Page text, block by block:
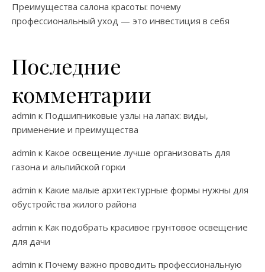
Преимущества салона красоты: почему
профессиональный уход — это инвестиция в себя
Последние
комментарии
admin к Подшипниковые узлы на лапах: виды,
применение и преимущества
admin к Какое освещение лучше организовать для
газона и альпийской горки
admin к Какие малые архитектурные формы нужны для
обустройства жилого района
admin к Как подобрать красивое грунтовое освещение
для дачи
admin к Почему важно проводить профессиональную